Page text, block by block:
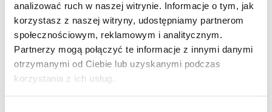
analizować ruch w naszej witrynie. Informacje o tym, jak
korzystasz z naszej witryny, udostępniamy partnerom
społecznościowym, reklamowym i analitycznym.
Partnerzy mogą połączyć te informacje z innymi danymi
otrzymanymi od Ciebie lub uzyskanymi podczas
korzystania z ich usług.
– oprawy zewnętrzne do oświetlenia wejść, stref
parkingowych, chodników i elewacji,
– oprawy przemysłowe do zaplecza technicznego,
magazynów i garaży podziemnych – odporne na pył,
wilgoć i uszkodzenia mechaniczne,
– akcesoria oświetleniowe, takie jak uchwyty